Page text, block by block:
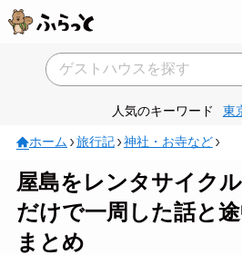
人気のキーワード 東
ホーム 旅行記 神社・お寺など
屋島をレンタサイク
だけで一周した話と
まとめ